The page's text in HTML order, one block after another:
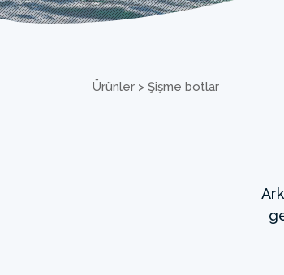
Ürünler > Şişme botlar